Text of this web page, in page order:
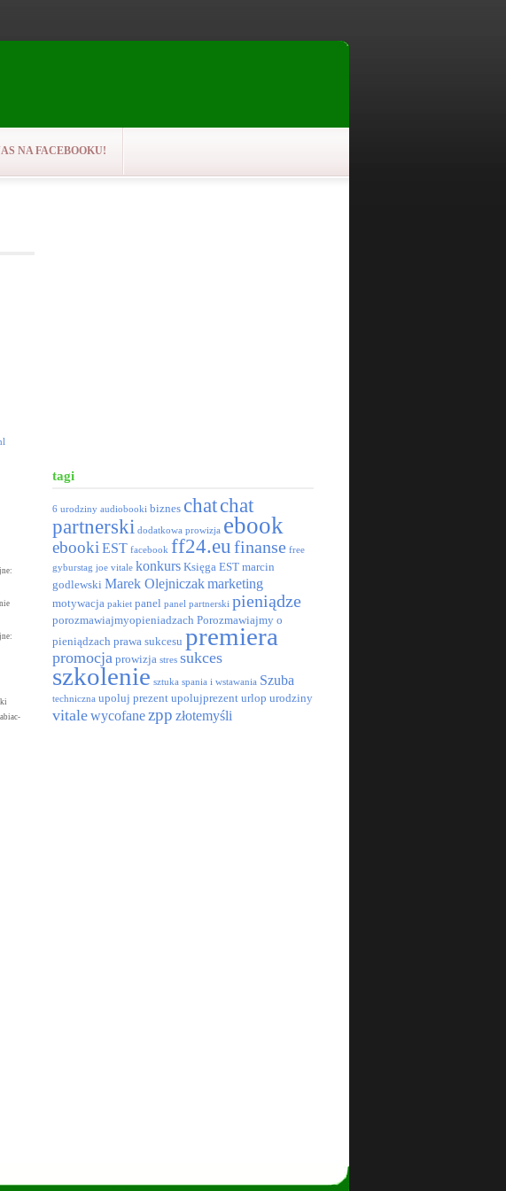
NA FACEBOOKU!
tagi
6 urodziny audiobooki biznes chatchat
partnerski dodatkowa prowizja ebook
ebooki EST facebook ff24.eufinanse free
gyburstag joe vitale konkurs Księga EST marcin
godlewski Marek Olejniczakmarketing
motywacja pakiet panel panel partnerski pieniądze
porozmawiajmyopieniadzach Porozmawiajmy o
pieniądzach prawa sukcesu premiera
promocja prowizja stres sukces
szkolenie sztuka spania i wstawania Szuba
techniczna upoluj prezent upolujprezent urlop urodziny
vitalewycofanezpp złotemyśli